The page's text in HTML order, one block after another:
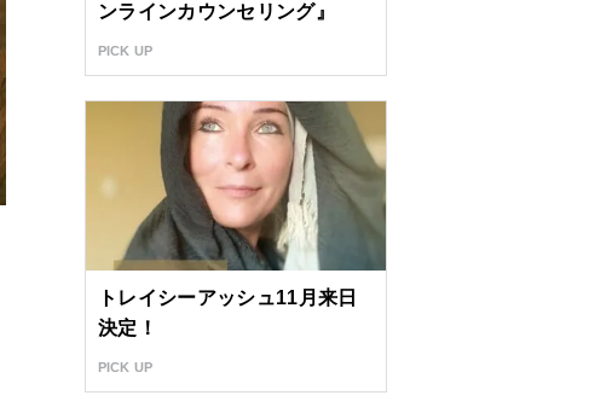
ンラインカウンセリング』
PICK UP
トレイシーアッシュ11月来日
決定！
PICK UP